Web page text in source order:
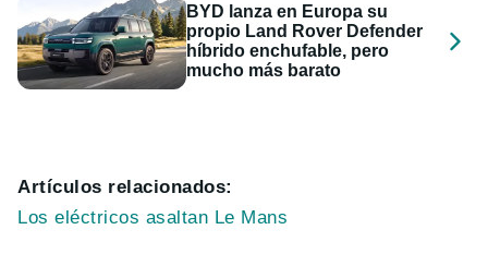
BYD lanza en Europa su
propio Land Rover Defender
híbrido enchufable, pero
mucho más barato
Artículos relacionados:
Los eléctricos asaltan Le Mans